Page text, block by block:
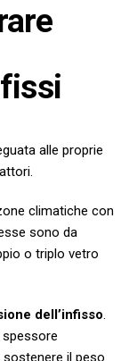
alle proprie
zone climatiche con
sono da
o triplo vetro
dell’infisso
il peso